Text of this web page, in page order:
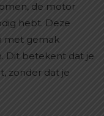
de motor
hebt. Deze
met gemak
Dit betekent dat je
zonder dat je